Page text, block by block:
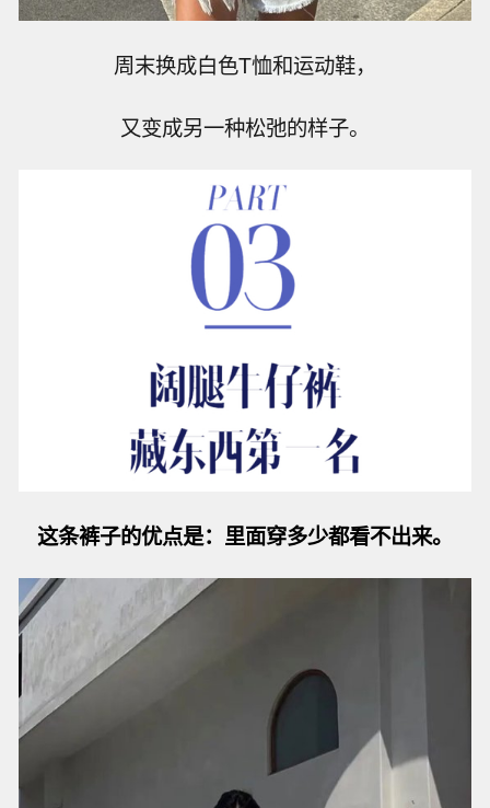
周末换成白色T恤和运动鞋，
又变成另一种松弛的样子。
这条裤子的优点是： 里面穿多少都看不出来。